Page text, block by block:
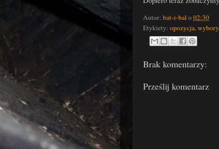
Autor: bat-i-bal o02:30
Etykiety: opozycja, wybory,
Brak komentarzy:
Prześlij komentarz